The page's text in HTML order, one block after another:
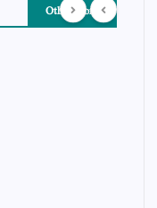
Other Story